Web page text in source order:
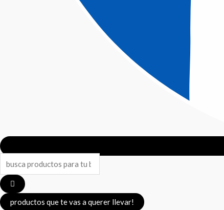
...
productos que te vas a querer llevar!